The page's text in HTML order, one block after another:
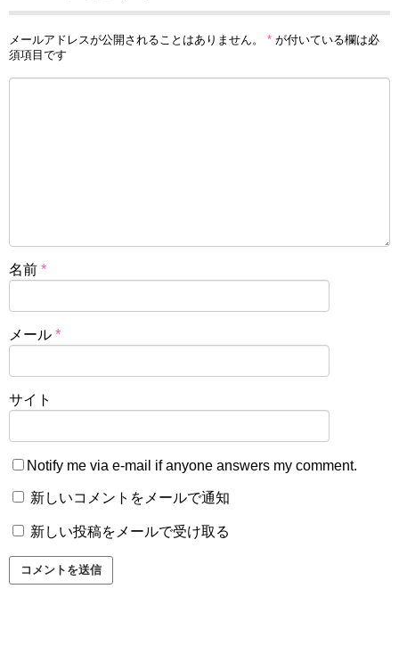
メールアドレスが公開されることはありません。 * が付いている欄は必
須項目です
名前 *
メール *
サイト
Notify me via e-mail if anyone answers my comment.
新しいコメントをメールで通知
新しい投稿をメールで受け取る